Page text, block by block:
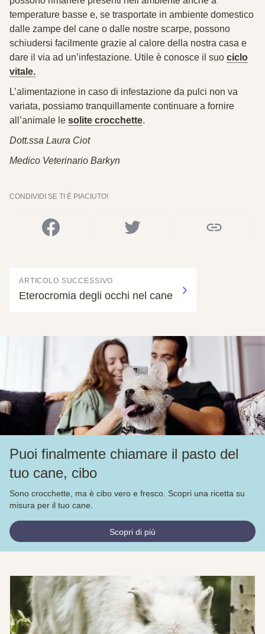
temperature basse e, se trasportate in ambiente domestico
dalle zampe del cane o dalle nostre scarpe, possono
schiudersi facilmente grazie al calore della nostra casa e
dare il via ad un’infestazione. Utile è conosce il suo ciclo
vitale.
L’alimentazione in caso di infestazione da pulci non va
variata, possiamo tranquillamente continuare a fornire
all’animale le solite crocchette.
Dott.ssa Laura Ciot
Medico Veterinario Barkyn
CONDIVIDI SE TI È PIACIUTO!
ARTICOLO SUCCESSIVO
Eterocromia degli occhi nel cane
Puoi finalmente chiamare il pasto del
tuo cane, cibo
Sono crocchette, ma è cibo vero e fresco. Scopri una ricetta su
misura per il tuo cane.
Scopri di più